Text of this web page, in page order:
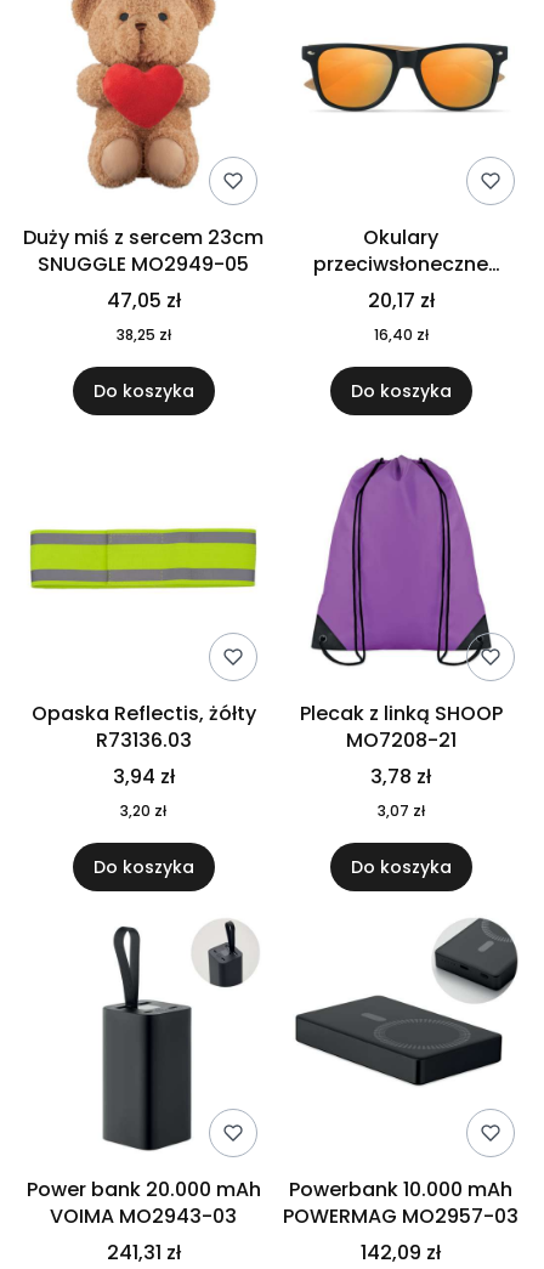
Duży miś z sercem 23cm
SNUGGLE MO2949-05
47,05 zł
38,25 zł
Do koszyka
Okulary
przeciwsłoneczne
CALIFORNIA TOUCH
MO9617-10
20,17 zł
16,40 zł
Do koszyka
Opaska Reflectis, żółty
R73136.03
3,94 zł
3,20 zł
Do koszyka
Plecak z linką SHOOP
MO7208-21
3,78 zł
3,07 zł
Do koszyka
Power bank 20.000 mAh
VOIMA MO2943-03
241,31 zł
Powerbank 10.000 mAh
POWERMAG MO2957-03
142,09 zł